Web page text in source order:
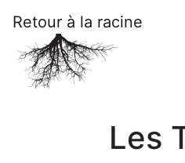
Retour à la racine
Les